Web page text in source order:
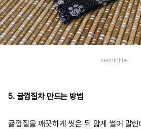
senninlife
5. 귤껍질차 만드는 방법
귤껍질을 깨끗하게 씻은 뒤 얇게 썰어 말